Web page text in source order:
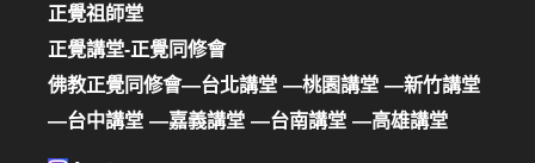
正覺祖師堂
正覺講堂-正覺同修會
佛教正覺同修會—台北講堂 —桃園講堂 —新竹講堂
—台中講堂 —嘉義講堂 —台南講堂 —高雄講堂